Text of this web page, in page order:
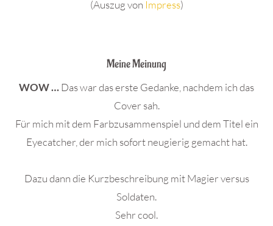
(Auszug von Impress)
Meine Meinung
WOW …Das war das erste Gedanke, nachdem ich das
Cover sah.
Für mich mit dem Farbzusammenspiel und dem Titel ein
Eyecatcher, der mich sofort neugierig gemacht hat.
Dazu dann die Kurzbeschreibung mit Magier versus
Soldaten.
Sehr cool.